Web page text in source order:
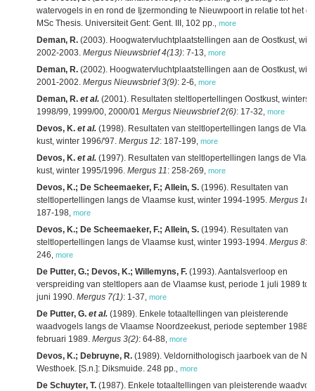
watervogels in en rond de Ijzermonding te Nieuwpoort in relatie tot het
MSc Thesis. Universiteit Gent: Gent. III, 102 pp. more
Deman, R. (2003). Hoogwatervluchtplaatstellingen aan de Oostkust,
2002-2003. Mergus Nieuwsbrief 4(13): 7-13 more
Deman, R. (2002). Hoogwatervluchtplaatstellingen aan de Oostkust,
2001-2002. Mergus Nieuwsbrief 3(9): 2-6 more
Deman, R. et al. (2001). Resultaten steltlopertellingen Oostkust, winters
1998/99, 1999/00, 2000/01 Mergus Nieuwsbrief 2(6): 17-32 more
Devos, K. et al. (1998). Resultaten van steltlopertellingen langs de
kust, winter 1996/'97. Mergus 12: 187-199 more
Devos, K. et al. (1997). Resultaten van steltlopertellingen langs de
kust, winter 1995/1996. Mergus 11: 258-269 more
Devos, K.; De Scheemaeker, F.; Allein, S. (1996). Resultaten van
steltlopertellingen langs de Vlaamse kust, winter 1994-1995. Mergus 10
187-198 more
Devos, K.; De Scheemaeker, F.; Allein, S. (1994). Resultaten van
steltlopertellingen langs de Vlaamse kust, winter 1993-1994. Mergus 8:
246 more
De Putter, G.; Devos, K.; Willemyns, F. (1993). Aantalsverloop en
verspreiding van steltlopers aan de Vlaamse kust, periode 1 juli 1989 tot
juni 1990. Mergus 7(1): 1-37 more
De Putter, G. et al. (1989). Enkele totaaltellingen van pleisterende
waadvogels langs de Vlaamse Noordzeekust, periode september 1988-
februari 1989. Mergus 3(2): 64-88 more
Devos, K.; Debruyne, R. (1989). Veldornithologisch jaarboek van de
Westhoek. [S.n.]: Diksmuide. 248 pp. more
De Schuyter, T. (1987). Enkele totaaltellingen van pleisterende